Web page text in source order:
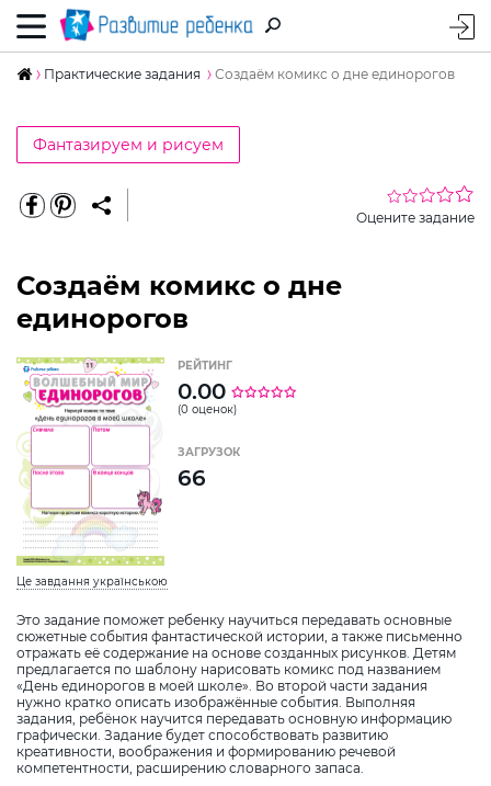
Практические задания Создаём комикс о дне единорогов
Фантазируем и рисуем
Оцените задание
Создаём комикс о дне
единорогов
Це завдання українською
Это задание поможет ребенку научиться передавать основные
сюжетные события фантастической истории, а также письменно
отражать её содержание на основе созданных рисунков. Детям
предлагается по шаблону нарисовать комикс под названием
«День единорогов в моей школе». Во второй части задания
нужно кратко описать изображённые события. Выполняя
задания, ребёнок научится передавать основную информацию
графически. Задание будет способствовать развитию
креативности, воображения и формированию речевой
компетентности, расширению словарного запаса.
РЕЙТИНГ
0.00
(0 оценок)
ЗАГРУЗОК
66